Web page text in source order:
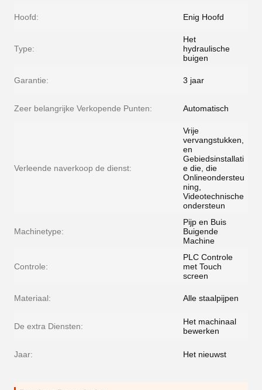
Hoofd: Enig Hoofd
Type:
Het
hydraulische
buigen
Garantie: 3 jaar
Zeer belangrijke Verkopende Punten: Automatisch
Verleende naverkoop de dienst:
Vrije
vervangstukken,
en
Gebiedsinstallati
e die, die
Onlineondersteu
ning,
Videotechnische
ondersteun
Machinetype:
Pijp en Buis
Buigende
Machine
Controle:
PLC Controle
met Touch
screen
Materiaal: Alle staalpijpen
De extra Diensten:
Het machinaal
bewerken
Jaar: Het nieuwst